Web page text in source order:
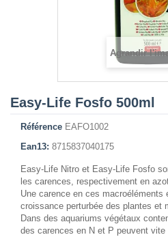
Agrandir
Easy-Life Fosfo 500ml
Référence EAFO1002
Ean13: 8715837040175
Easy-Life Nitro et Easy-Life Fosfo
les carences, respectivement en
Une carence en ces macroéléments
croissance perturbée des plantes et
Dans des aquariums végétaux
des carences en N et P peuvent